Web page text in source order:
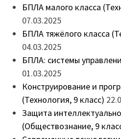
БПЛА малого класса
07.03.2025
БПЛА тяжёлого класса
04.03.2025
БПЛА: системы
01.03.2025
Конструирование и
(Технология, 9 класс)
Защита
(Обществознание, 9